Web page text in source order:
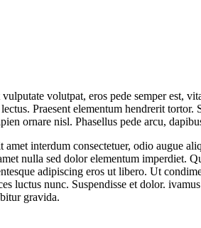
vulputate volutpat, eros pede semper est,
Praesent elementum hendrerit
ornare nisl. Phasellus pede arcu,
amet interdum consectetuer, odio augue
nulla sed dolor elementum imperdiet.
adipiscing eros ut libero. Ut
luctus nunc. Suspendisse et dolor.
gravida.